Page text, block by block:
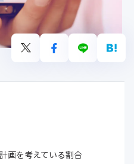
画を考えている割合